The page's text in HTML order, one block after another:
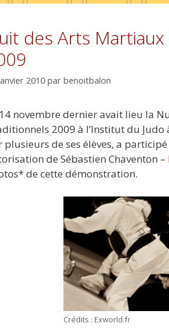
des Arts
2010 par benoitbalon
novembre dernier avait lieu la
2009 à l’Institut du Judo
plusieurs de ses élèves, a participé
de Sébastien Chaventon –
de cette démonstration.
Crédits : Exworld.fr